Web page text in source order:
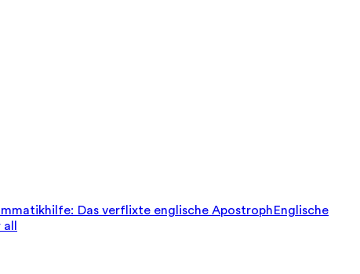
Das verflixte englische ApostrophEnglische